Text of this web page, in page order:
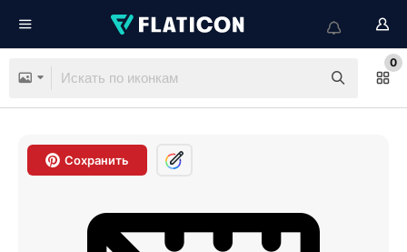
0
Сохранить